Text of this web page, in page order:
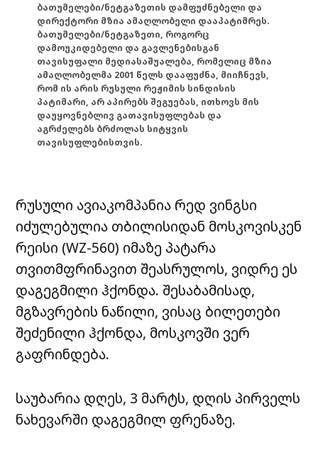
ბათუმელები/ნეტგაზეთის დამფუძნებელი და
დირექტორი მზია ამაღლობელი დააპატიმრეს.
ბათუმელები/ნეტგაზეთი, როგორც
დამოუკიდებელი და გავლენებისგან
თავისუფალი მედიასაშუალება, რომელიც მზია
ამაღლობელმა 2001 წელს დააფუძნა, მიიჩნევს,
რომ ის არის რუსული რეჟიმის სინდისის
პატიმარი, არ აპირებს შეგუებას, ითხოვს მის
დაუყოვნებლივ გათავისუფლებას და
აგრძელებს ბრძოლას სიტყვის
თავისუფლებისთვის.
რუსული ავიაკომპანია რედ ვინგსი
იძულებულია თბილისიდან მოსკოვისკენ
რეისი (WZ-560) იმაზე პატარა
თვითმფრინავით შეასრულოს, ვიდრე ეს
დაგეგმილი ჰქონდა. შესაბამისად,
მგზავრების ნაწილი, ვისაც ბილეთები
შეძენილი ჰქონდა, მოსკოვში ვერ
გაფრინდება.
საუბარია დღეს, 3 მარტს, დღის პირველს
ნახევარში დაგეგმილ ფრენაზე.